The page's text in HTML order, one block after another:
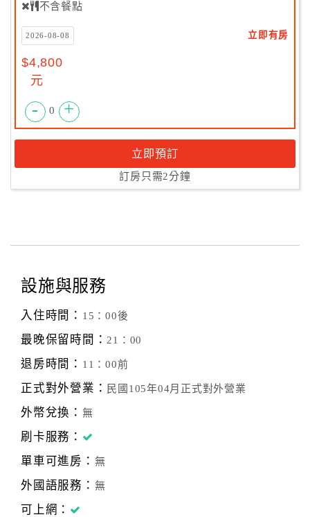
不含餐點
2026-08-08 立即有房
$4,800
元
- 0 +
立即預訂
訂房只需2分鐘
設施與服務
入住時間： 15：00後
最晚保留時間：21：00
退房時間： 11：00前
正式對外營業： 民國105年04月正式對外營業
外幣兌換： 無
刷卡服務：
單車可進房： 無
外國語服務： 無
可上網：